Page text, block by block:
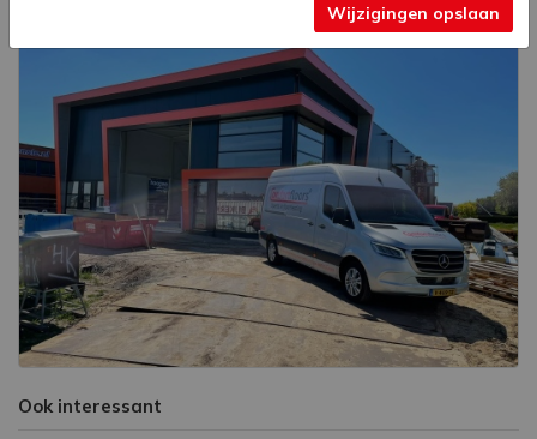
Ook interessant
Wijzigingen opslaan